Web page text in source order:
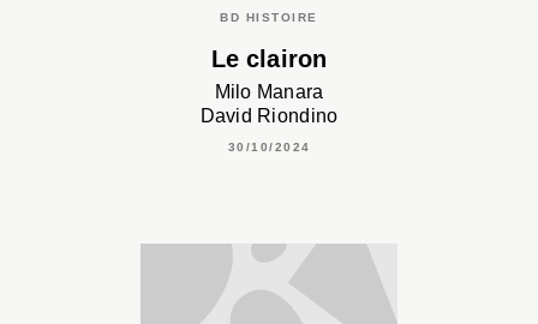
BD HISTOIRE
Le clairon
Milo Manara
David Riondino
30/10/2024